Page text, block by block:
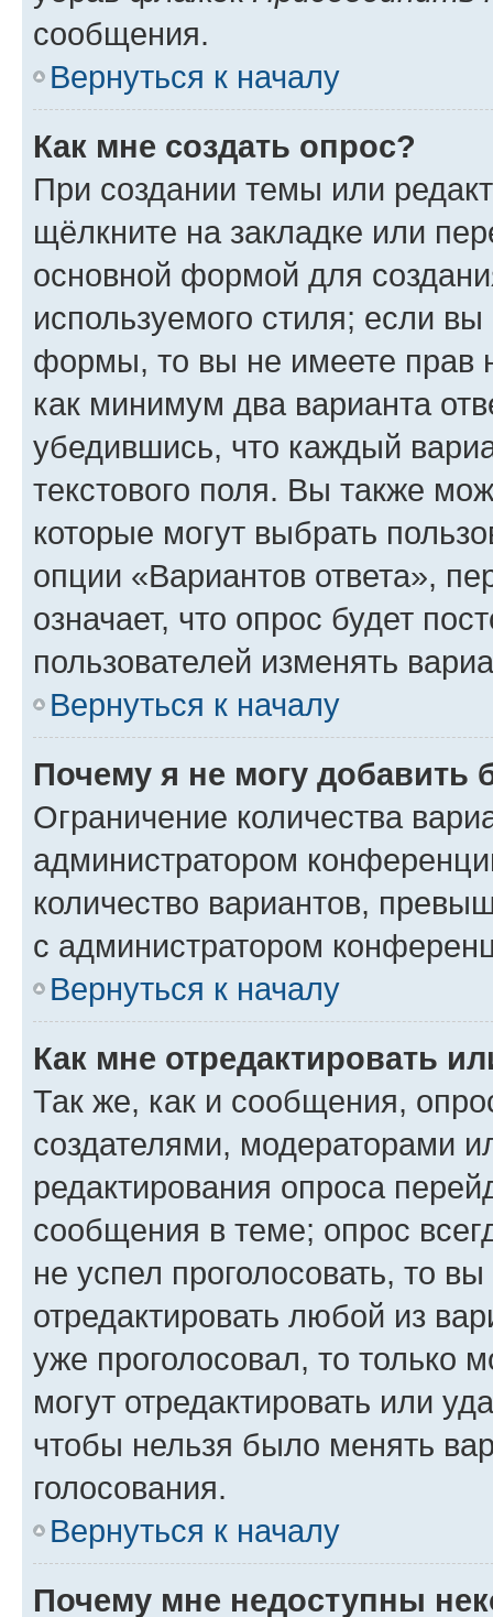
сообщения.
Вернуться к началу
Как мне создать опрос?
При создании темы или
щёлкните на закладке или
основной формой для
используемого стиля; если
формы, то вы не имеете прав
как минимум два варианта
убедившись, что каждый
текстового поля. Вы также
которые могут выбрать
опции «Вариантов ответа»,
означает, что опрос будет
пользователей изменять
Вернуться к началу
Почему я не могу добавить
Ограничение количества
администратором
количество вариантов,
с администратором
Вернуться к началу
Как мне отредактировать
Так же, как и сообщения,
создателями, модераторами
редактирования опроса
сообщения в теме; опрос
не успел проголосовать, то
отредактировать любой из
уже проголосовал, то только
могут отредактировать или
чтобы нельзя было менять
голосования.
Вернуться к началу
Почему мне недоступны